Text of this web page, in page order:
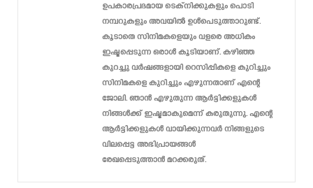
ഉപകാരപ്രദമായ ടെക്‌നിക്കുകളും പൊടി
നമ്പറുകളും അവയിൽ ഉൾപെടുത്താറുണ്ട്.
കൂടാതെ സിനിമകളെയും വളരെ അധികം
ഇഷ്ടപ്പെടുന്ന ഒരാൾ കൂടിയാണ്. കഴിഞ്ഞ
കുറച്ചു വർഷങ്ങളായി റെസിപ്പികളെ കുറിച്ചും
സിനിമകളെ കുറിച്ചും എഴുന്നതാണ് എന്റെ
ജോലി. ഞാൻ എഴുതുന്ന ആർട്ടിക്കളുകൾ
നിങ്ങൾക്ക് ഇഷ്ടമാകുമെന്ന് കരുതുന്നു. എന്റെ
ആർട്ടിക്കളുകൾ വായിക്കുന്നവർ നിങ്ങളുടെ
വിലപ്പെട്ട അഭിപ്രായങ്ങൾ
രേഖപ്പെടുത്താൻ മറക്കരുത്.